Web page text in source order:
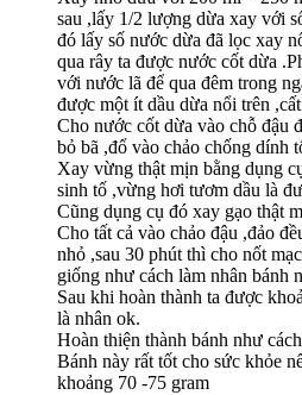
sau ,lấy 1/2 lượng dừa xay với
đó lấy số nước dừa đã lọc xay
qua rây ta được nước cốt dừa
với nước lã để qua đêm trong
được một ít dầu dừa nổi trên
Cho nước cốt dừa vào chỗ đậu
bỏ bã ,đổ vào chảo chống dính
Xay vừng thật mịn bằng dụng
sinh tố ,vừng hơi tươm dầu là
Cũng dụng cụ đó xay gạo thật
Cho tất cả vào chảo đậu ,đảo
nhỏ ,sau 30 phút thì cho nốt
giống như cách làm nhân bánh
Sau khi hoàn thành ta được
là nhân ok.
Hoàn thiện thành bánh như
Bánh này rất tốt cho sức khỏe
khoảng 70 -75 gram